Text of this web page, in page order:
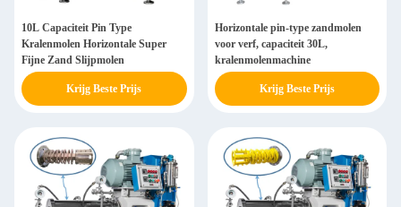
10L Capaciteit Pin Type
Kralenmolen Horizontale Super
Fijne Zand Slijpmolen
Krijg Beste Prijs
Horizontale pin-type zandmolen
voor verf, capaciteit 30L,
kralenmolenmachine
Krijg Beste Prijs